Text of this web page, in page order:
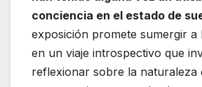
conciencia en el estado de
exposición promete sumergir a
en un viaje introspectivo que
reflexionar sobre la naturaleza